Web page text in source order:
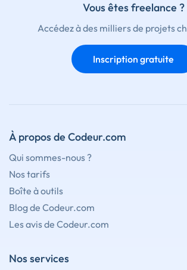
Vous êtes freelance ?
Accédez à des milliers de projets
Inscription gratuite
À propos de Codeur.com
Qui sommes-nous ?
Nos tarifs
Boîte à outils
Blog de Codeur.com
Les avis de Codeur.com
Nos services